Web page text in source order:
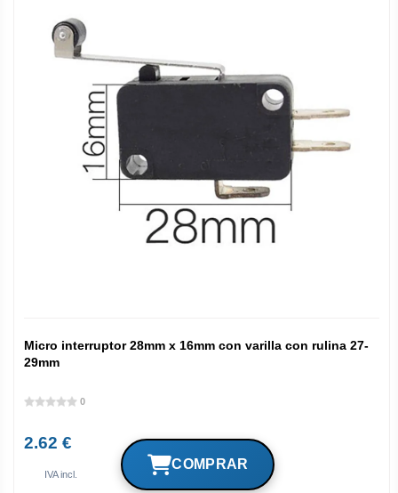
Micro interruptor 28mm x 16mm con varilla con rulina 27-
29mm
0
2.62 €
IVA incl.